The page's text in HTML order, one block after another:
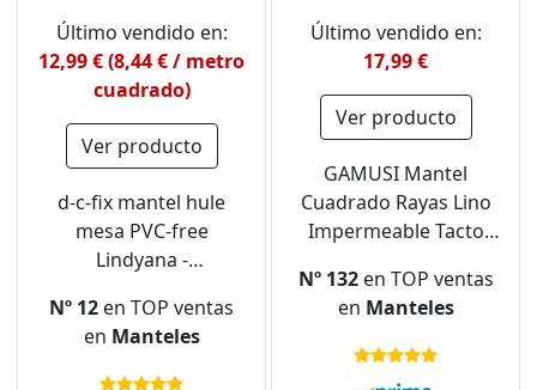
Último vendido en:
12,99 € (8,44 € / metro
cuadrado)
Ver producto
d-c-fix mantel hule
mesa PVC-free
Lindyana -
impermeable
moderno - plastico -
para interior y exterior
Nº 12 en TOP ventas
en Manteles
Último vendido en:
17,99 €
Ver producto
GAMUSI Mantel
Cuadrado Rayas Lino
Impermeable Tacto
Lavable Interior y
Exterior 140x140 cm
Nº 132en TOP ventas
en Manteles